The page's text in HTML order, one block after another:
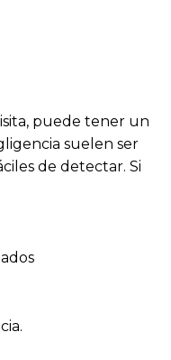
puede tener un
suelen ser
de detectar. Si